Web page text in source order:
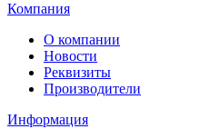
Компания
О компании
Новости
Реквизиты
Производители
Информация